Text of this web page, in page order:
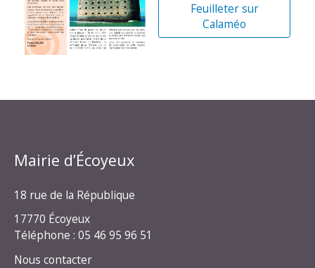
Feuilleter sur
Calaméo
Mairie d’Écoyeux
18 rue de la République
17770 Écoyeux
Téléphone : 05 46 95 96 51
Nous contacter